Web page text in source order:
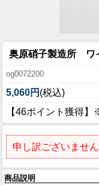
奥原硝子製造所 ワ
og0072200
5,060円 (税込)
【46ポイント獲得
申し訳ございませ
商品説明